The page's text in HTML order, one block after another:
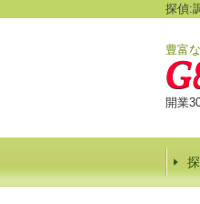
探偵:
豊富
開業